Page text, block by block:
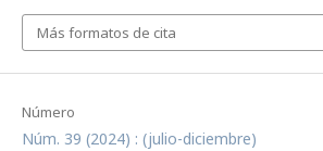
Número
Núm. 39 (2024) : (julio-diciembre)
Más formatos de cita